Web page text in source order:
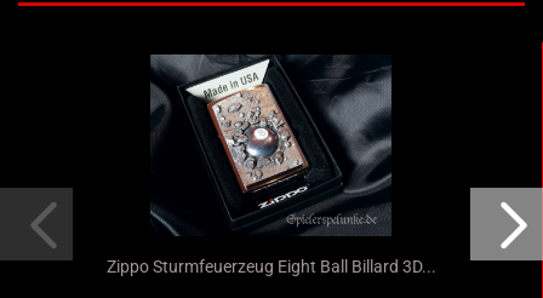
Zippo Sturmfeuerzeug Eight Ball Billard 3D...